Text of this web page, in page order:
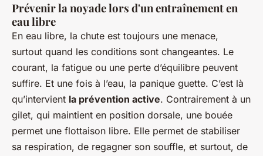
Prévenir la noyade lors d'un entraînement en
eau libre
En eau libre, la chute est toujours une menace,
surtout quand les conditions sont changeantes. Le
courant, la fatigue ou une perte d’équilibre peuvent
suffire. Et une fois à l’eau, la panique guette. C’est là
qu’intervient la prévention active. Contrairement à un
gilet, qui maintient en position dorsale, une bouée
permet une flottaison libre. Elle permet de stabiliser
sa respiration, de regagner son souffle, et surtout, de